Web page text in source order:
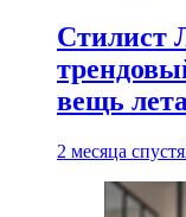
Стилист
вещь
2 месяца спустя